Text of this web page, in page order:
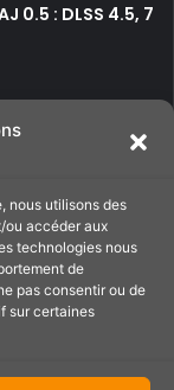
nous utilisons des
ou accéder aux
technologies nous
de
pas consentir ou de
sur certaines
0.5 : DLSS 4.5, 7
coup de main au